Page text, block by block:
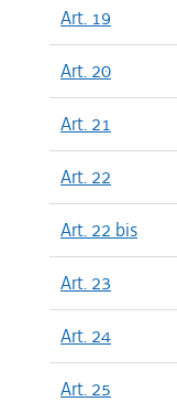
Art. 19
Art. 20
Art. 21
Art. 22
Art. 22 bis
Art. 23
Art. 24
Art. 25